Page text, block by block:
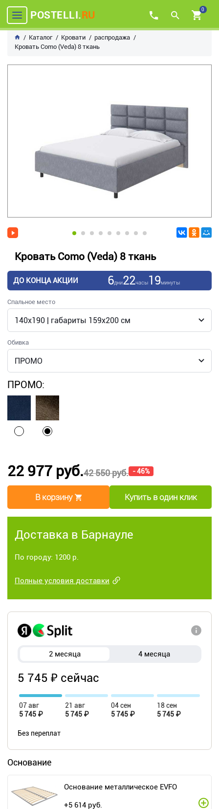
POSTELLI.RU 0
Каталог Кровати
распродажа
Кровать Como (Veda) 8 ткань
Кровать Como (Veda) 8 ткань
ДО КОНЦА АКЦИИ 6дни22часы19минуты
Спальное место
Обивка
ПРОМО:
42 550 руб. - 46%
22 977 руб.
В корзину Купить в один клик
Доставка в Барнауле
По городу: 1200 р.
Полные условия доставки
2 месяца 4 месяца
5 745 ₽ сейчас
07 авг
5 745 ₽
21 авг
5 745 ₽
04 сен
5 745 ₽
18 сен
5 745 ₽
Без переплат
Основание
Основание металлическое EVFO
+5 614 руб.